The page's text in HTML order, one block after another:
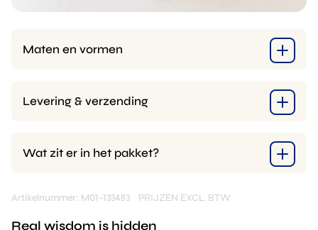
Maten en vormen
Levering & verzending
Wat zit er in het pakket?
Artikelnummer: M01-133483 PRIJZEN EXCL. BTW
Real wisdom is hidden